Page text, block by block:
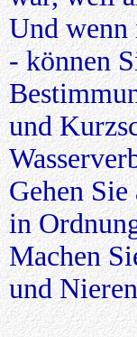
Und wenn
- können
und
Gehen
in
Machen
und